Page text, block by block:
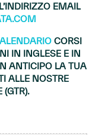
EMAIL
CORSI
IN INGLESE E IN
ANTICIPO LA TUA
ALLE NOSTRE
(GTR).